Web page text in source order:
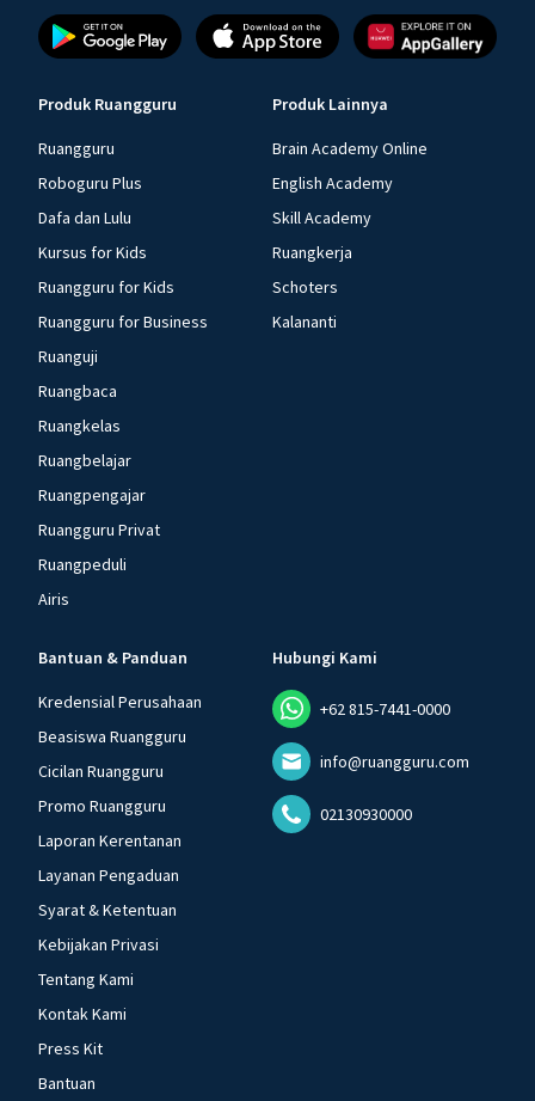
Produk Ruangguru
Ruangguru
Roboguru Plus
Dafa dan Lulu
Kursus for Kids
Ruangguru for Kids
Ruangguru for Business
Ruanguji
Ruangbaca
Ruangkelas
Ruangbelajar
Ruangpengajar
Ruangguru Privat
Ruangpeduli
Airis
Produk Lainnya
Brain Academy Online
English Academy
Skill Academy
Ruangkerja
Schoters
Kalananti
Bantuan & Panduan
Kredensial Perusahaan
Beasiswa Ruangguru
Cicilan Ruangguru
Promo Ruangguru
Laporan Kerentanan
Layanan Pengaduan
Syarat & Ketentuan
Kebijakan Privasi
Tentang Kami
Kontak Kami
Press Kit
Bantuan
Hubungi Kami
+62 815-7441-0000
info@ruangguru.com
02130930000